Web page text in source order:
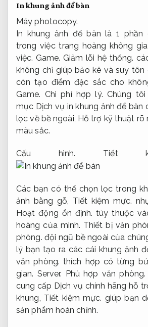
In khung ảnh để bàn
Máy photocopy.
In khung ảnh để bàn là 1 phần
trong việc trang hoàng không
việc. Game. Giảm lỗi hệ thống.
không chỉ giúp bảo kê và suy
còn tạo điểm đặc sắc cho
Game. Chi phí hợp lý. Chúng
mục Dịch vụ in khung ảnh để bàn
lọc về bề ngoài, Hỗ trợ kỹ thuật rõ
màu sắc.
Cấu hình. Tiết
Các bạn có thể chọn lọc trong
ảnh bằng gỗ, Tiết kiệm mực.
Hoạt động ổn định. tùy thuộc
hoàng của mình. Thiết bị văn
phòng. đội ngũ bề ngoài của
lý bạn tạo ra các cái khung ảnh
văn phòng. thích hợp có từng
gian. Server. Phù hợp văn phòng.
cung cấp Dịch vụ chính hãng hỗ
khung, Tiết kiệm mực. giúp bạn
sản phẩm hoàn chỉnh.